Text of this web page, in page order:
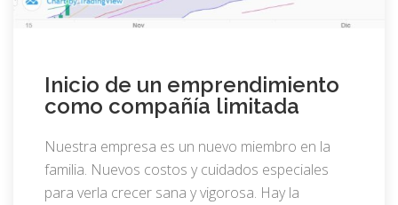
Inicio de un emprendimiento
como compañía limitada
Nuestra empresa es un nuevo miembro en la
familia. Nuevos costos y cuidados especiales
para verla crecer sana y vigorosa. Hay la